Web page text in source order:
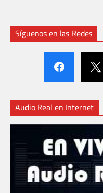
Síguenos en las Redes
facebook x
Audio Real en Internet